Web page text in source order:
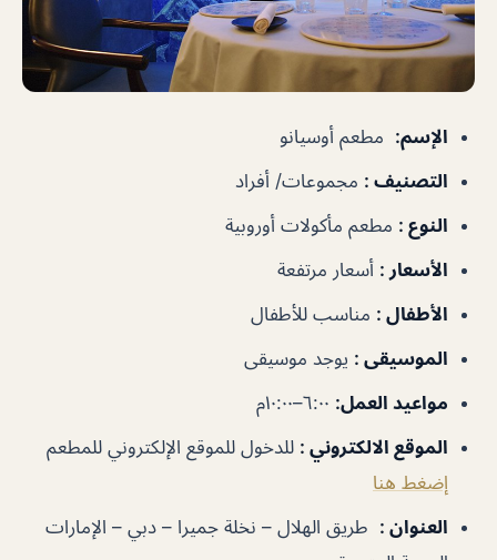
الإسم: مطعم أوسيانو
التصنيف : مجموعات/ أفراد
النوع : مطعم مأكولات أوروبية
الأسعار : أسعار مرتفعة
الأطفال : مناسب للأطفال
الموسيقى : يوجد موسيقى
مواعيد العمل:
الموقع الالكتروني : للدخول للموقع الإلكتروني للمطعم
إضغط هنا
العنوان : طريق الهلال – نخلة جميرا – دبي – الإمارات